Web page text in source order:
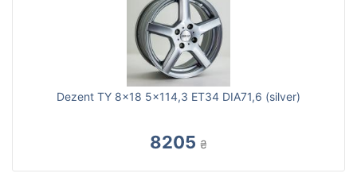
Dezent TY 8x18 5x114,3 ET34 DIA71,6 (silver)
8205 ₴